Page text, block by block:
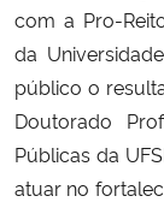
Ministério do Meio
Ministério do Turismo
Ministério do
com a Pro-
da
público o
Doutorado
Públicas da
atuar no